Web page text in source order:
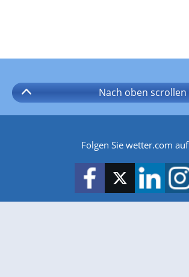
Nach oben scrollen
Folgen Sie wetter.com auf